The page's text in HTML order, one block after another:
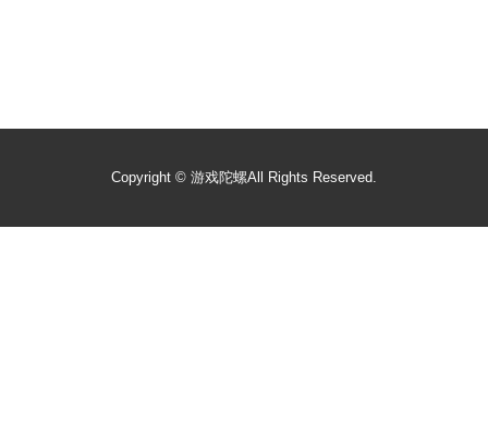
Copyright © 游戏陀螺All Rights Reserved.